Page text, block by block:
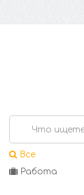
Все
Работа